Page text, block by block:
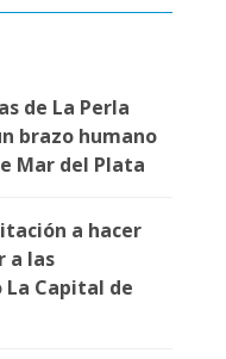
de La Perla
brazo humano
Mar del Plata
a hacer
a las
Capital de